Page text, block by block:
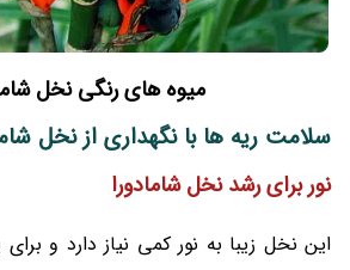
میوه های رنگی نخل
سلامت ریه ها با نگهداری از نخل
نور برای رشدنخل شامادورا
این نخل زیبا به نور کمی نیاز دارد و